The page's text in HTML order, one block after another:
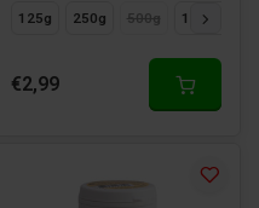
125g
250g 500g 1000g
€2,99